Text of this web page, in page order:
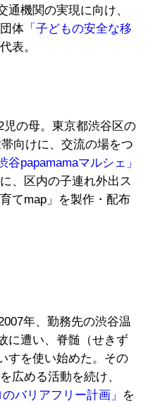
通機関の実現に向け、
体「子どもの安全な移
代表。
児の母。東京都渋谷区の
向けに、交流の場をつ
谷papamamaマルシェ」
、区内の子連れ外出ス
てmap」を製作・配布
年、勤務先の渋谷温
に遭い、脊髄（せきず
すを使い始めた。その
広める活動を続け、
バリアフリー計画」
を